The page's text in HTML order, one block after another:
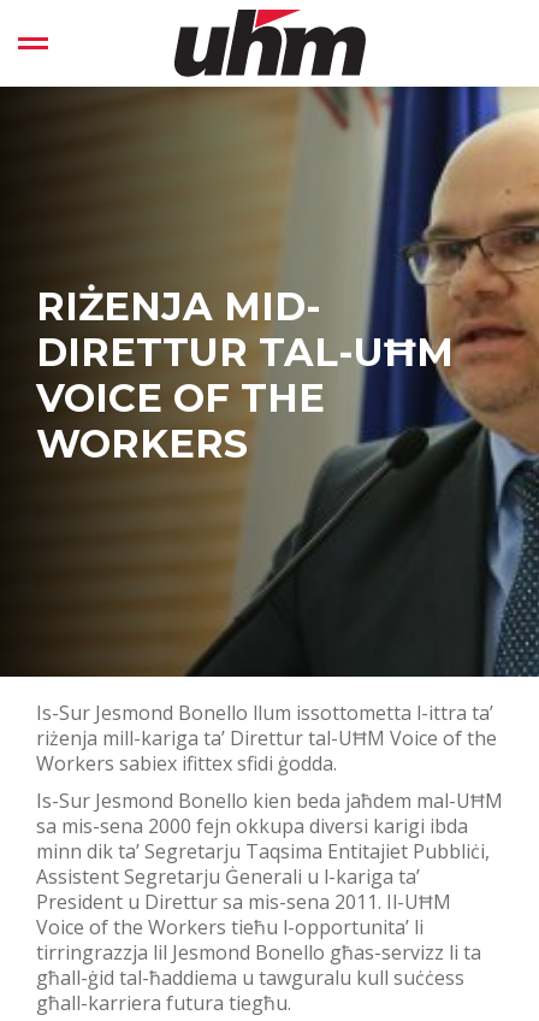
Open left Panel
RIŻENJA MID-
DIRETTUR TAL-UĦM
VOICE OF THE
WORKERS
Is-Sur Jesmond Bonello llum issottometta l-ittra ta’
riżenja mill-kariga ta’ Direttur tal-UĦM Voice of the
Workers sabiex ifittex sfidi ġodda.
Is-Sur Jesmond Bonello kien beda jaħdem mal-UĦM
sa mis-sena 2000 fejn okkupa diversi karigi ibda
minn dik ta’ Segretarju Taqsima Entitajiet Pubbliċi,
Assistent Segretarju Ġenerali u l-kariga ta’
President u Direttur sa mis-sena 2011. Il-UĦM
Voice of the Workers tieħu l-opportunita’ li
tirringrazzja lil Jesmond Bonello għas-servizz li ta
għall-ġid tal-ħaddiema u tawguralu kull suċċess
għall-karriera futura tiegħu.